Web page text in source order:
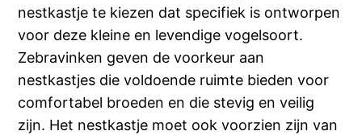
nestkastje te kiezen dat specifiek is ontworpen
voor deze kleine en levendige vogelsoort.
Zebravinken geven de voorkeur aan
nestkastjes die voldoende ruimte bieden voor
comfortabel broeden en die stevig en veilig
zijn. Het nestkastje moet ook voorzien zijn van